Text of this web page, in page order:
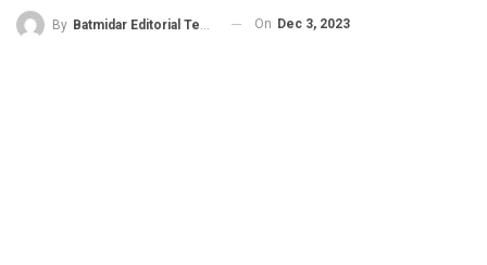
By Batmidar Editorial Team On Dec 3, 2023